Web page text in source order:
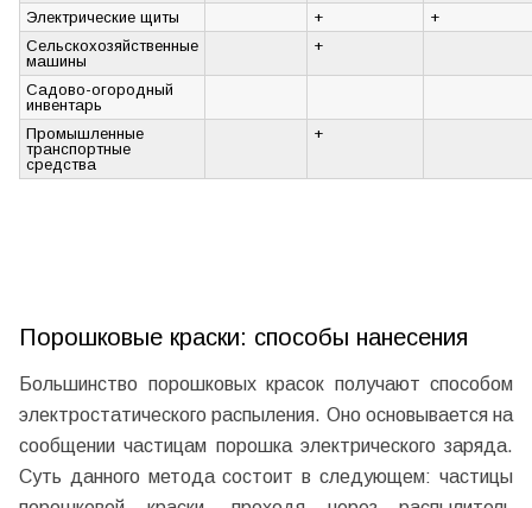
Электрические щиты
+
+
Сельскохозяйственные
машины
+
Садово-огородный
инвентарь
Промышленные
транспортные
средства
+
Порошковые краски: способы нанесения
Большинство порошковых красок получают способом
электростатического распыления. Оно основывается на
сообщении частицам порошка электрического заряда.
Суть данного метода состоит в следующем: частицы